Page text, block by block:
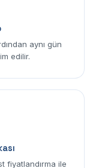
aynı gün
edilir.
fiyatlandırma ile